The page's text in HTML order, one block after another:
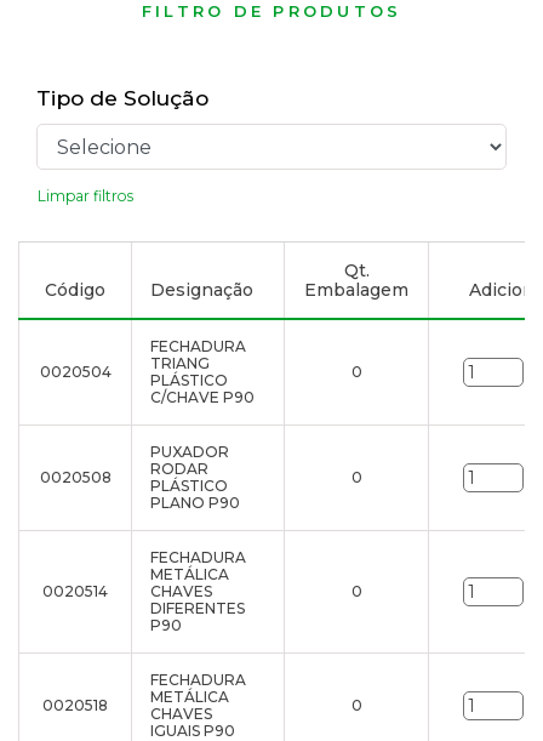
FILTRO DE PRODUTOS
Tipo de Solução
Limpar filtros
Código Designação
Qt.
Embalagem
0020504
FECHADURA
TRIANG
PLÁSTICO
C/CHAVE P90
0
0020508
PUXADOR
RODAR
PLÁSTICO
PLANO P90
0
0020514
FECHADURA
METÁLICA
CHAVES
DIFERENTES
P90
0
0020518
FECHADURA
METÁLICA
CHAVES
IGUAIS P90
0